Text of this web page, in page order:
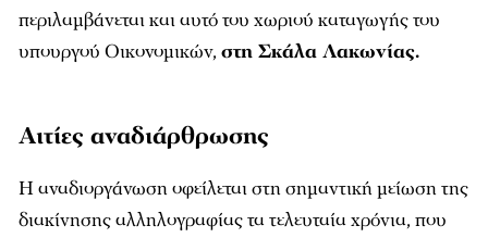
περιλαμβάνεται και αυτό του χωριού καταγωγής του
υπουργού Οικονομικών, στη Σκάλα Λακωνίας.
Αιτίες αναδιάρθρωσης
Η αναδιοργάνωση οφείλεται στη σημαντική μείωση της
διακίνησης αλληλογραφίας τα τελευταία χρόνια, που